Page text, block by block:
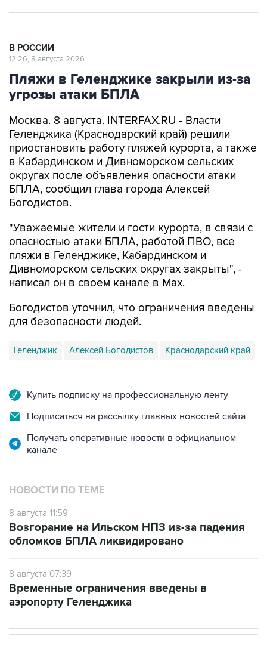
В РОССИИ
12:26, 8 августа 2026
Пляжи в Геленджике закрыли из-за
угрозы атаки БПЛА
Москва. 8 августа. INTERFAX.RU - Власти
Геленджика (Краснодарский край) решили
приостановить работу пляжей курорта, а также
в Кабардинском и Дивноморском сельских
округах после объявления опасности атаки
БПЛА, сообщил глава города Алексей
Богодистов.
"Уважаемые жители и гости курорта, в связи с
опасностью атаки БПЛА, работой ПВО, все
пляжи в Геленджике, Кабардинском и
Дивноморском сельских округах закрыты", -
написал он в своем канале в Max.
Богодистов уточнил, что ограничения введены
для безопасности людей.
Геленджик Алексей Богодистов Краснодарский край
Купить подписку на профессиональную ленту
Подписаться на рассылку главных новостей сайта
Получать оперативные новости в официальном
канале
НОВОСТИ ПО ТЕМЕ
8 августа 11:59
Возгорание на Ильском НПЗ из-за падения
обломков БПЛА ликвидировано
8 августа 07:39
Временные ограничения введены в
аэропорту Геленджика